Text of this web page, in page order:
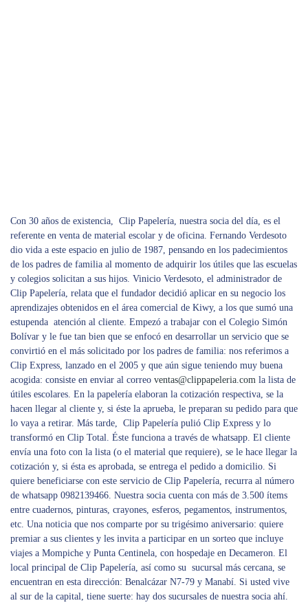
Con 30 años de existencia, Clip Papelería, nuestra socia del día, es el
referente en venta de material escolar y de oficina. Fernando Verdesoto
dio vida a este espacio en julio de 1987, pensando en los padecimientos
de los padres de familia al momento de adquirir los útiles que las escuelas
y colegios solicitan a sus hijos. Vinicio Verdesoto, el administrador de
Clip Papelería, relata que el fundador decidió aplicar en su negocio los
aprendizajes obtenidos en el área comercial de Kiwy, a los que sumó una
estupenda atención al cliente. Empezó a trabajar con el Colegio Simón
Bolívar y le fue tan bien que se enfocó en desarrollar un servicio que se
convirtió en el más solicitado por los padres de familia: nos referimos a
Clip Express, lanzado en el 2005 y que aún sigue teniendo muy buena
acogida: consiste en enviar al correo ventas@clippapeleria.com la lista de
útiles escolares. En la papelería elaboran la cotización respectiva, se la
hacen llegar al cliente y, si éste la aprueba, le preparan su pedido para que
lo vaya a retirar. Más tarde, Clip Papelería pulió Clip Express y lo
transformó en Clip Total. Éste funciona a través de whatsapp. El cliente
envía una foto con la lista (o el material que requiere), se le hace llegar la
cotización y, si ésta es aprobada, se entrega el pedido a domicilio. Si
quiere beneficiarse con este servicio de Clip Papelería, recurra al número
de whatsapp 0982139466. Nuestra socia cuenta con más de 3.500 ítems
entre cuadernos, pinturas, crayones, esferos, pegamentos, instrumentos,
etc. Una noticia que nos comparte por su trigésimo aniversario: quiere
premiar a sus clientes y les invita a participar en un sorteo que incluye
viajes a Mompiche y Punta Centinela, con hospedaje en Decameron. El
local principal de Clip Papelería, así como su sucursal más cercana, se
encuentran en esta dirección: Benalcázar N7-79 y Manabí. Si usted vive
al sur de la capital, tiene suerte: hay dos sucursales de nuestra socia ahí.